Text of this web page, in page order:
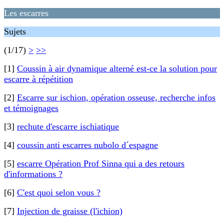
Les escarres
Sujets
(1/17) > >>
[1] Coussin à air dynamique alterné est-ce la solution pour
escarre à répétition
[2] Escarre sur ischion, opération osseuse, recherche infos
et témoignages
[3] rechute d'escarre ischiatique
[4] coussin anti escarres nubolo d´espagne
[5] escarre Opération Prof Sinna qui a des retours
d'informations ?
[6] C'est quoi selon vous ?
[7] Injection de graisse (l'ichion)